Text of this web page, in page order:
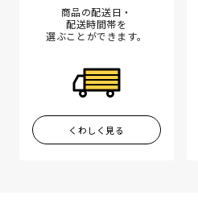
商品の配送日・
配送時間帯を
選ぶことができます。
くわしく見る